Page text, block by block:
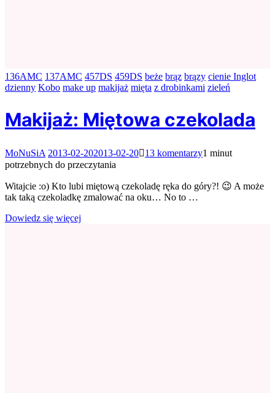
136AMC 137AMC 457DS 459DS beże brąz brązy cienie Inglot
dzienny Kobo make up makijaż mięta z drobinkami zieleń
Makijaż: Miętowa czekolada
MoNuSiA 2013-02-202013-02-20 13 komentarzydo
czekolada
1 minut
potrzebnych do przeczytania
Witajcie :o) Kto lubi miętową czekoladę ręka do góry?! 😉 A może
tak taką czekoladkę zmalować na oku… No to …
Dowiedz się więcej